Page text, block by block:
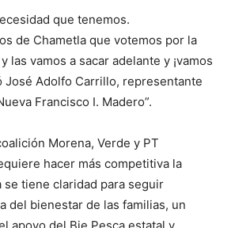
que tenemos.
de Chametla que votemos por la
las vamos a sacar adelante y ¡vamos
José Adolfo Carrillo, representante
Francisco I. Madero”.
Morena, Verde y PT
hacer más competitiva la
se tiene claridad para seguir
del bienestar de las familias, un